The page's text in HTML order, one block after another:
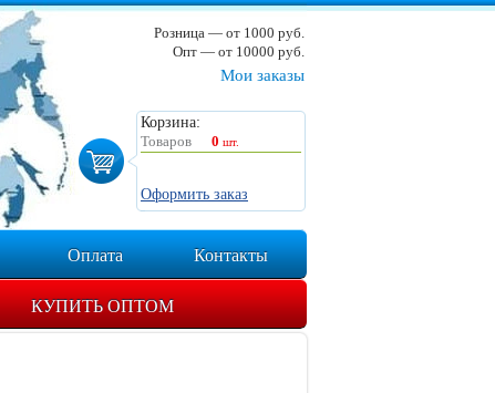
Мои заказы
Корзина:
Товаров
0 шт.
Оформить заказ
Розница — от 1000 руб.
Опт — от 10000 руб.
Оплата Контакты
КУПИТЬ ОПТОМ